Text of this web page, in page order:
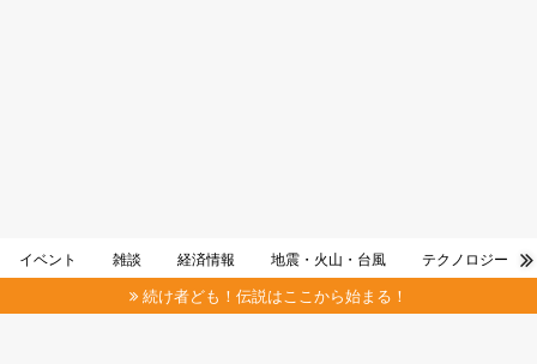
イベント 雑談 経済情報 地震・火山・台風 テクノロジー
続け者ども！伝説はここから始まる！